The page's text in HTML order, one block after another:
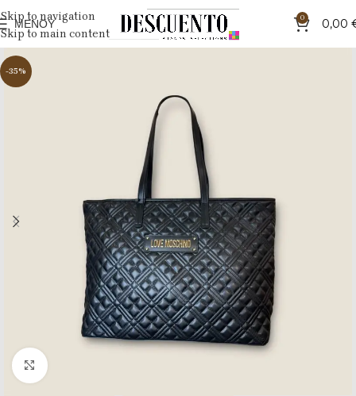
Skip to navigation
Skip to main content
ΜΕΝΟΎ 0 0,00
-35%
Κλικ για μεγέθυνση